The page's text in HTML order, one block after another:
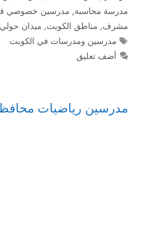
مدرسة محاسبة, مدرسين خصوصي
مشرف, مناطق الكويت, ميدان حولي
الوسوم
مدرسين ومدرسات في الكويت
أضف تعليق
مدرسين رياضيات